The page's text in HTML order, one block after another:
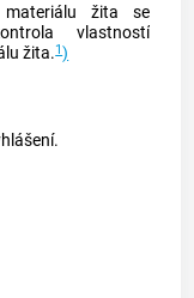
žita se
vlastností
žita.1)